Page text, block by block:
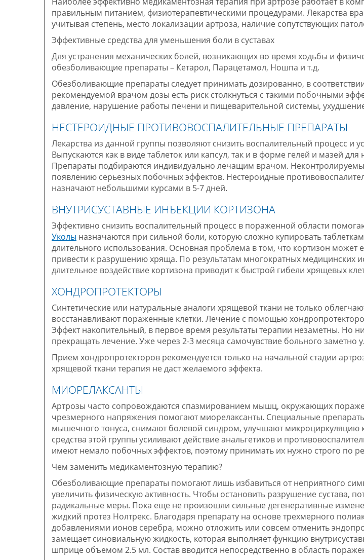
правильным питанием, физиотерапевтическими процедурами. Лекарства
учитывая степень, место локализации артроза, наличие сопутствующих
Эффективные средства для уменьшения боли в суставах
Для устранения механических болей, возникающих во время ходьбы и
обезболивающие препараты – Кетарол, Парацетамол, Ношпа и т.д.
Обезболивающие препараты следует принимать дозированно, в
рекомендуемой врачом дозы есть риск столкнуться с такими побочными
давление, нарушение работы печени и пищеварительной системы,
НЕСТЕРОИДНЫЕ ПРОТИВОВОСПАЛИТЕЛЬНЫЕ ПРЕПАРАТЫ
Лекарства из данной группы позволяют снизить воспалительный процесс и
Выпускаются как в виде таблеток или капсул, так и в форме гелей и мазей
Препараты подбираются индивидуально лечащим врачом.
появлению серьезных побочных эффектов. Нестероидные
назначают небольшими курсами в 5-7 дней.
ВНУТРИСУСТАВНЫЕ ИНЪЕКЦИИ КОРТИЗОНА
Эффективно снизить воспалительный процесс в пораженной области
Уколы назначаются при сильной боли, которую сложно купировать
длительного использования. Основная проблема в том, что кортизон может
привести к разрушению хряща. По результатам многократных медицинских
длительное воздействие кортизона приводит к быстрой гибели хрящевых
ХОНДРОПРОТЕКТОРЫ
Синтетические или натуральные аналоги хрящевой ткани не только
восстанавливают пораженные клетки. Лечение с помощью
Эффект накопительный, в первое время результаты терапии незаметны. Но
прекращать лечение. Уже через 2-3 месяца самочувствие больного заметно
Прием хондропротекторов рекомендуется только на начальной стадии
хрящевой ткани терапия не даст желаемого эффекта.
МИОРЕЛАКСАНТЫ
Артрозы часто сопровождаются спазмированием мышц, окружающих
чрезмерного напряжения помогают миорелаксанты. Специальные
мышечного тонуса, снимают болевой синдром, улучшают микроциркуляцию
средства этой группы усиливают действие анальгетиков и
имеют немало побочных эффектов, поэтому принимать их нужно строго по
Чем заменить медикаментозную терапию?
Обезболивающие препараты помогают лишь избавиться от неприятного
увеличить физическую активность. Чтобы остановить разрушение сустава,
радикальные меры. Пока еще не произошли сильные дегенеративные
жидкий протез Нолтрекс. Благодаря препарату на основе трехмерного
добавлениями ионов серебра, можно отложить или совсем отменить
замещает синовиальную жидкость, которая выполняет функцию
шприце объемом 2.5 мл. Состав вводится непосредственно в область